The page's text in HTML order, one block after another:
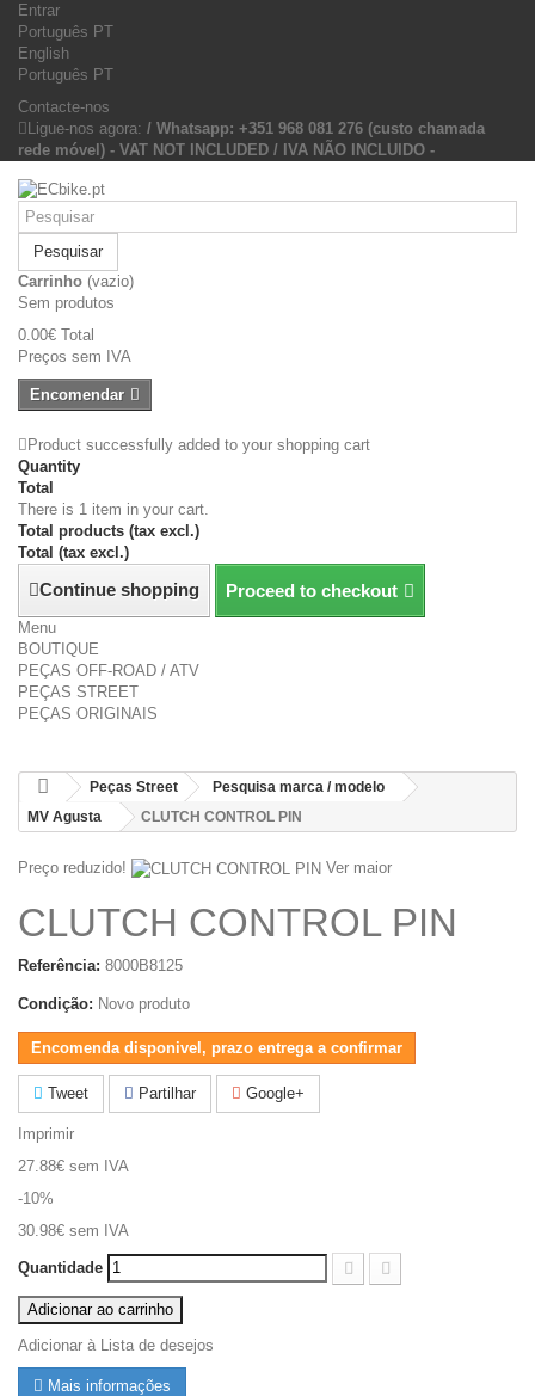
Entrar
Português PT
English
Português PT
Contacte-nos
Ligue-nos agora: / Whatsapp: +351 968 081 276 (custo chamada
rede móvel) - VAT NOT INCLUDED / IVA NÃO INCLUIDO -
Pesquisar
Carrinho (vazio)
Sem produtos
0.00€ Total
Preços sem IVA
Encomendar
Product successfully added to your shopping cart
Quantity
Total
There is 1 item in your cart.
Total products (tax excl.)
Total (tax excl.)
Continue shopping Proceed to checkout
Menu
BOUTIQUE
PEÇAS OFF-ROAD / ATV
PEÇAS STREET
PEÇAS ORIGINAIS
Peças Street
Pesquisa marca / modelo
MV Agusta
CLUTCH CONTROL PIN
Preço reduzido! Ver maior
CLUTCH CONTROL PIN
Referência: 8000B8125
Condição: Novo produto
Encomenda disponivel, prazo entrega a confirmar
Tweet Partilhar Google+
Imprimir
27.88€ sem IVA
-10%
30.98€ sem IVA
Quantidade
Adicionar ao carrinho
Adicionar à Lista de desejos
Mais informações